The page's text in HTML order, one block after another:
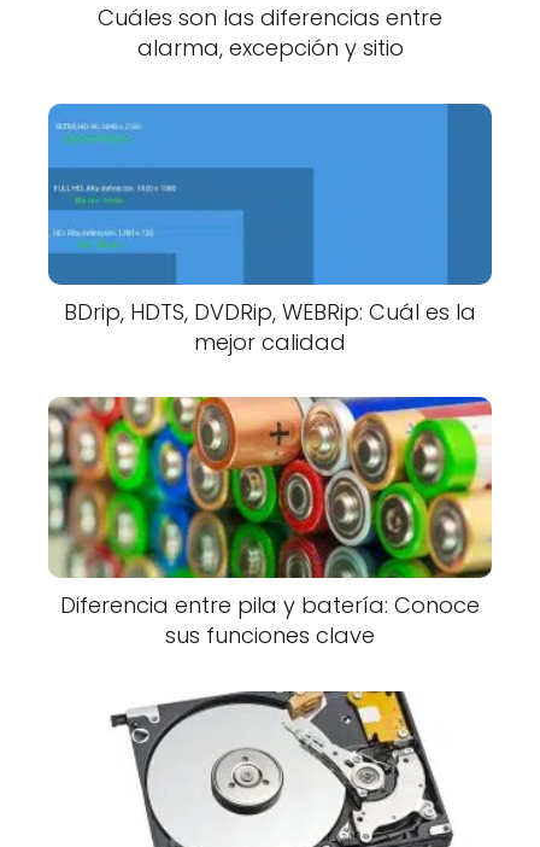
Cuáles son las diferencias entre
alarma, excepción y sitio
BDrip, HDTS, DVDRip, WEBRip: Cuál es la
mejor calidad
Diferencia entre pila y batería: Conoce
sus funciones clave